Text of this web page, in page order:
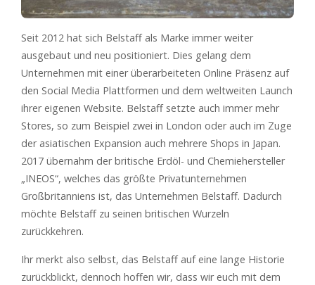
Seit 2012 hat sich Belstaff als Marke immer weiter
ausgebaut und neu positioniert. Dies gelang dem
Unternehmen mit einer überarbeiteten Online Präsenz auf
den Social Media Plattformen und dem weltweiten Launch
ihrer eigenen Website. Belstaff setzte auch immer mehr
Stores, so zum Beispiel zwei in London oder auch im Zuge
der asiatischen Expansion auch mehrere Shops in Japan.
2017 übernahm der britische Erdöl- und Chemiehersteller
„INEOS“, welches das größte Privatunternehmen
Großbritanniens ist, das Unternehmen Belstaff. Dadurch
möchte Belstaff zu seinen britischen Wurzeln
zurückkehren.
Ihr merkt also selbst, das Belstaff auf eine lange Historie
zurückblickt, dennoch hoffen wir, dass wir euch mit dem